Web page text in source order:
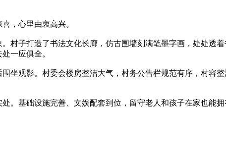
，心里由衷高兴。
村子打造了书法文化长廊，仿古围墙刻满笔墨字画，处处透
一应俱全。
坐观影。村委会楼房整洁大气，村务公告栏规范有序，村容
。基础设施完善、文娱配套到位，留守老人和孩子在家也能